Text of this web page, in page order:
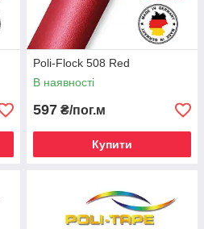
Poli-Flock 508 Red
В наявності
597 ₴/пог.м
Купити